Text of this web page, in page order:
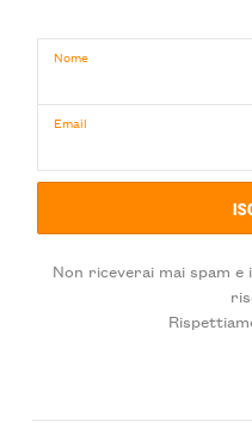
Nome
Email
Non riceverai mai spam